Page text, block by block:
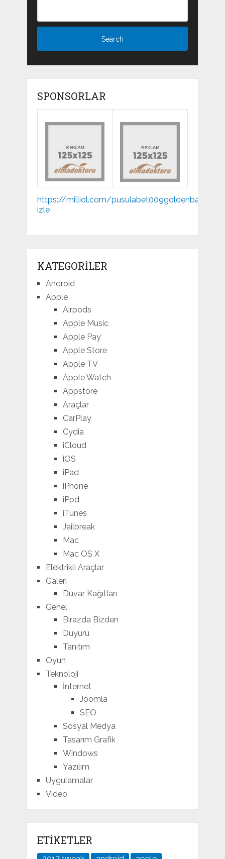
SPONSORLAR
Mp3
indir
https://milliol.com/pusulabet009goldenbahis009
izle
KATEGORILER
Android
Apple
Airpods
Apple Music
Apple Pay
Apple Store
Apple TV
Apple Watch
Appstore
Araçlar
CarPlay
Cydia
iCloud
iOS
iPad
iPhone
iPod
iTunes
Jailbreak
Mac
Mac OS X
Elektrikli Araçlar
Galeri
Duvar Kağıtları
Genel
Birazda Bizden
Duyuru
Tanıtım
Oyun
Teknoloji
İnternet
Joomla
SEO
Sosyal Medya
Tasarım Grafik
Windows
Yazılım
Uygulamalar
Video
ETIKETLER